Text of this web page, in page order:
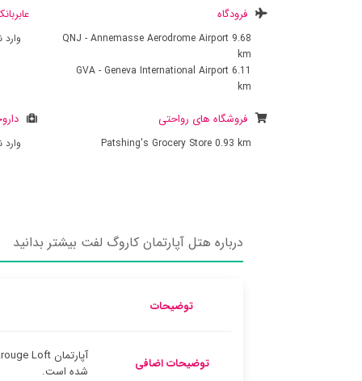
فرودگاه
QNJ - Annemasse Aerodrome Airport 9.68
km
GVA - Geneva International Airport 6.11
km
فروشگاه های رواحتی
Patshing's Grocery Store 0.93 km
درباره هتل آپارتمان کاروگ لفت بیشتر بدانید
توضیحات
توضیحات اضافی
شده است.